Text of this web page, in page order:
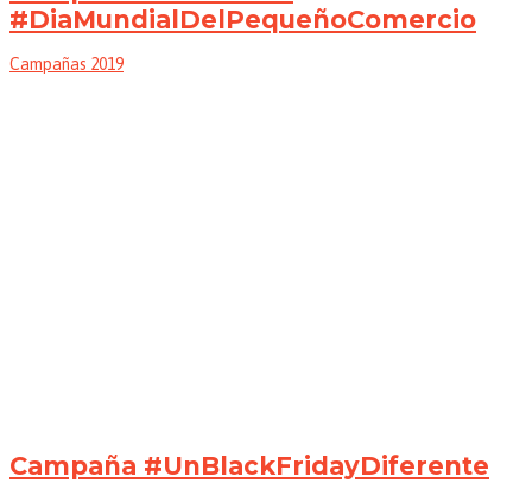
#DiaMundialDelPequeñoComercio
Campañas 2019
Campaña #UnBlackFridayDiferente